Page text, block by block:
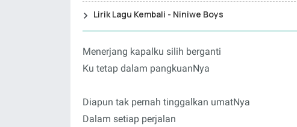
Lirik Lagu Kembali - Niniwe Boys
Menerjang kapalku silih berganti
Ku tetap dalam pangkuanNya
Diapun tak pernah tinggalkan umatNya
Dalam setiap perjalan